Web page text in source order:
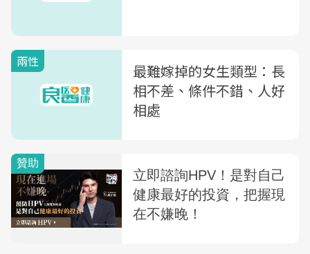
兩性
最難嫁掉的女生類型：長
相不差、條件不錯、人好
相處